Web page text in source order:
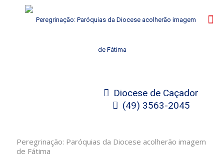
Diocese de Caçador
(49) 3563-2045
Peregrinação: Paróquias da Diocese acolherão imagem
de Fátima